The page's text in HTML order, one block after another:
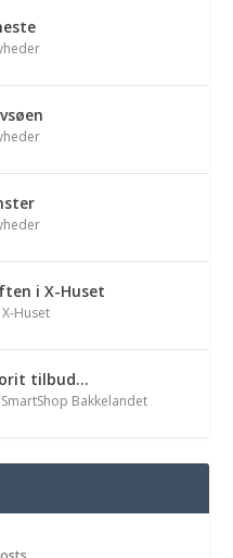
i X-Huset
X-Huset
tilbud…
SmartShop Bakkelandet